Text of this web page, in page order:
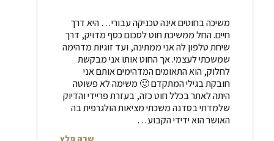
משיכה בחוטים אינה טכניקה עבורי…היא דרך
חיים.החל ממשיכת חוט לסכום כסף מדויק, דרך
שיחת טלפון לה אני ממתינה,ועד זוגיות מדהימה
שמשכתי לעצמי.אך החוט אותו אני מבקשת
לחלוק,הוא התאומים המדהימים אותם אני
חובקת בגילי המתקדם🙂 משימה לא פשוטה
היתה לאתר בכלל חוט כזה,בעזרת פריידי והדיוק
שלמדתי בסדנה משכתי מציאות הולגרפית בה
האושר הוא ידידי הקבוע…
שרה פלץ